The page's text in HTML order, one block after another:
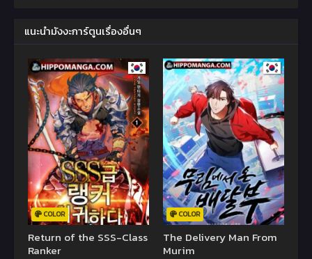
แนะนำมังงะการ์ตูนเรื่องอื่นๆ
COLOR
Return of the SSS-Class
Ranker
COLOR
The Delivery Man From
Murim